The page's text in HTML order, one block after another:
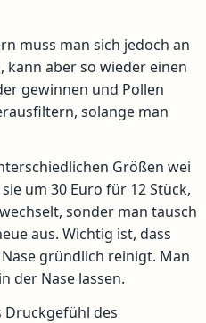
muss man sich jedoch an
kann aber so wieder einen
gewinnen und Pollen
solange man
Größen wei
um 30 Euro für 12 Stück,
sonder man tausch
aus. Wichtig ist, dass
gründlich reinigt. Man
der Nase lassen.
Druckgefühl des